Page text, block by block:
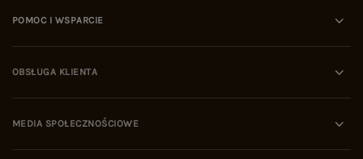
POMOC I WSPARCIE
OBSŁUGA KLIENTA
MEDIA SPOŁECZNOŚCIOWE